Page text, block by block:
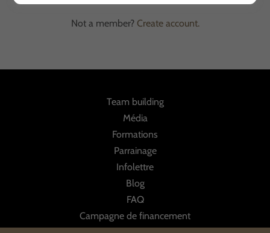
Not a member? Create account.
Team building
Média
Formations
Parrainage
Infolettre
Blog
FAQ
Campagne de financement